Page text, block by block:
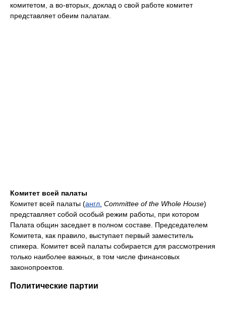
комитетом, а во-вторых, доклад о свой работе комитет
представляет обеим палатам.
Комитет всей палаты
Комитет всей палаты (англ. Committee of the Whole House)
представляет собой особый режим работы, при котором
Палата общин заседает в полном составе. Председателем
Комитета, как правило, выступает первый заместитель
спикера. Комитет всей палаты собирается для рассмотрения
только наиболее важных, в том числе финансовых
законопроектов.
Политические партии